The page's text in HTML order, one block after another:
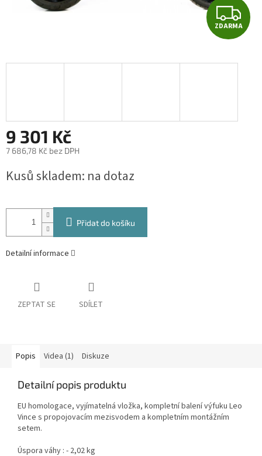
Z
D
ZDARMA
9 301 Kč
7 686,78 Kč bez DPH
cena:
Kusů skladem: na dotaz
Přidat do košíku
Detailní informace
ZEPTAT SE SDÍLET
Popis Videa (1) Diskuze
Detailní popis produktu
EU homologace, vyjímatelná vložka, kompletní balení výfuku Leo
Vince s propojovacím mezisvodem a kompletním montážním
setem.
Úspora váhy : - 2,02 kg